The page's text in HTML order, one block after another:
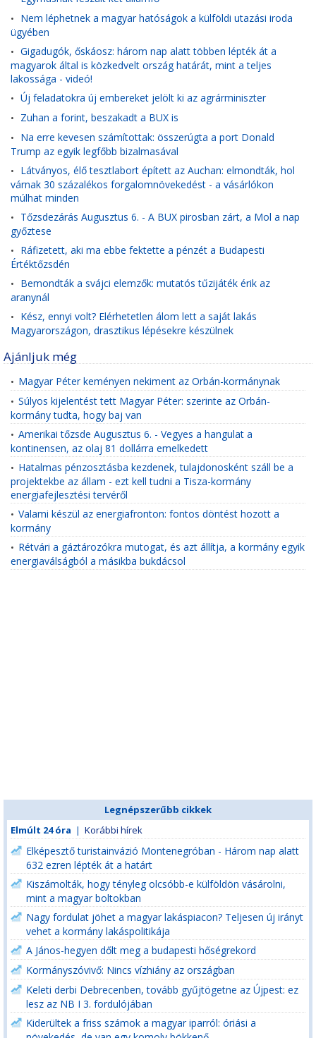
• Nem léphetnek a magyar hatóságok a külföldi utazási iroda
ügyében
• Gigadugók, őskáosz: három nap alatt többen lépték át a
magyarok által is közkedvelt ország határát, mint a teljes
lakossága - videó!
• Új feladatokra új embereket jelölt ki az agrárminiszter
• Zuhan a forint, beszakadt a BUX is
• Na erre kevesen számítottak: összerúgta a port Donald
Trump az egyik legfőbb bizalmasával
• Látványos, élő tesztlabort épített az Auchan: elmondták, hol
várnak 30 százalékos forgalomnövekedést - a vásárlókon
múlhat minden
• Tőzsdezárás Augusztus 6. - A BUX pirosban zárt, a Mol a nap
győztese
• Ráfizetett, aki ma ebbe fektette a pénzét a Budapesti
Értéktőzsdén
• Bemondták a svájci elemzők: mutatós tűzijáték érik az
aranynál
• Kész, ennyi volt? Elérhetetlen álom lett a saját lakás
Magyarországon, drasztikus lépésekre készülnek
Ajánljuk még
• Magyar Péter keményen nekiment az Orbán-kormánynak
• Súlyos kijelentést tett Magyar Péter: szerinte az Orbán-
kormány tudta, hogy baj van
• Amerikai tőzsde Augusztus 6. - Vegyes a hangulat a
kontinensen, az olaj 81 dollárra emelkedett
• Hatalmas pénzosztásba kezdenek, tulajdonosként száll be a
projektekbe az állam - ezt kell tudni a Tisza-kormány
energiafejlesztési tervéről
• Valami készül az energiafronton: fontos döntést hozott a
kormány
• Rétvári a gáztározókra mutogat, és azt állítja, a kormány egyik
energiaválságból a másikba bukdácsol
Legnépszerűbb cikkek
Elmúlt 24 óra | Korábbi hírek
Elképesztő turistainvázió Montenegróban - Három nap alatt
632 ezren lépték át a határt
Kiszámolták, hogy tényleg olcsóbb-e külföldön vásárolni,
mint a magyar boltokban
Nagy fordulat jöhet a magyar lakáspiacon? Teljesen új irányt
vehet a kormány lakáspolitikája
A János-hegyen dőlt meg a budapesti hőségrekord
Kormányszóvivő: Nincs vízhiány az országban
Keleti derbi Debrecenben, tovább gyűjtögetne az Újpest: ez
lesz az NB I 3. fordulójában
Kiderültek a friss számok a magyar iparról: óriási a